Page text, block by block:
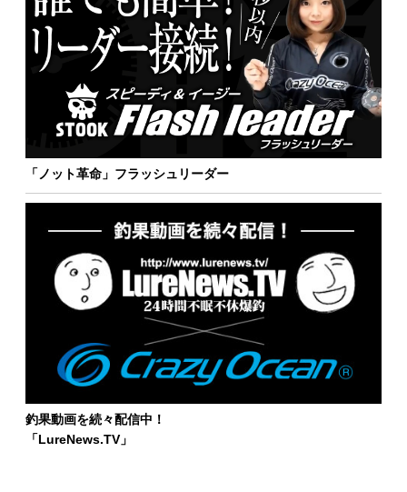
「ノット革命」フラッシュリーダー
釣果動画を続々配信中！
「LureNews.TV」